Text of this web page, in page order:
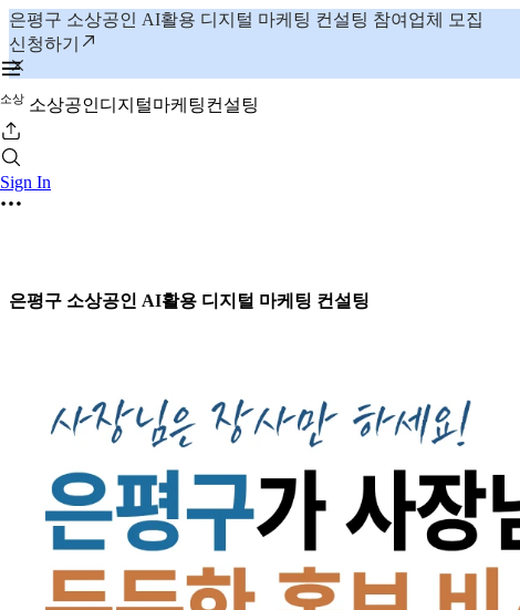
은평구 소상공인 AI활용 디지털 마케팅 컨설팅 참여업체 모집
신청하기
소상 소상공인디지털마케팅컨설팅
Sign In
은평구 소상공인 AI활용 디지털 마케팅 컨설팅